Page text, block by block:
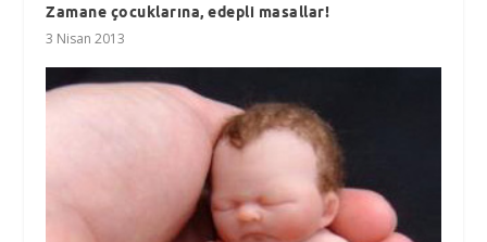
Zamane çocuklarına, edepli masallar!
3 Nisan 2013